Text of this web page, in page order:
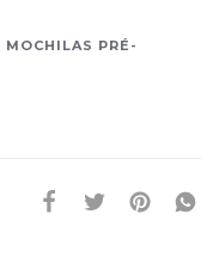
MOCHILAS PRÉ-